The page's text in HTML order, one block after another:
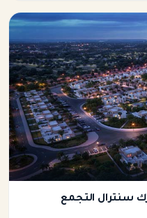
سنترال التجمع